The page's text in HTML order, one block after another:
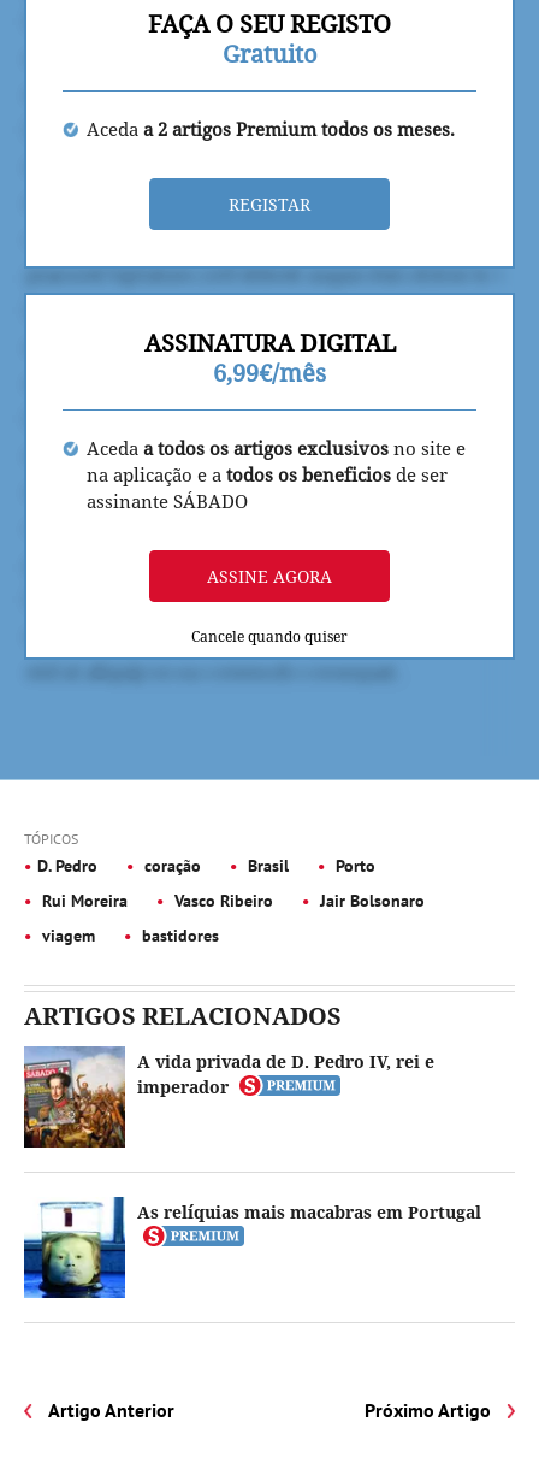
FAÇA O SEU REGISTO
Gratuito
Aceda a 2 artigos Premium todos os meses.
REGISTAR
ASSINATURA DIGITAL
6,99€/mês
Aceda a todos os artigos exclusivos no site e
na aplicação e a todos os beneficios de ser
assinante SÁBADO
ASSINE AGORA
Cancele quando quiser
TÓPICOS
D. Pedro coração Brasil
Porto
Rui Moreira
Vasco Ribeiro
Jair Bolsonaro
viagem
bastidores
ARTIGOS RELACIONADOS
A vida privada de D. Pedro IV, rei e
imperador
As relíquias mais macabras em Portugal
Artigo Anterior Próximo Artigo